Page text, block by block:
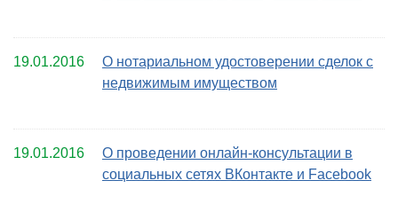
19.01.2016
О нотариальном удостоверении сделок с
недвижимым имуществом
19.01.2016
О проведении онлайн-консультации в
социальных сетях ВКонтакте и Facebook